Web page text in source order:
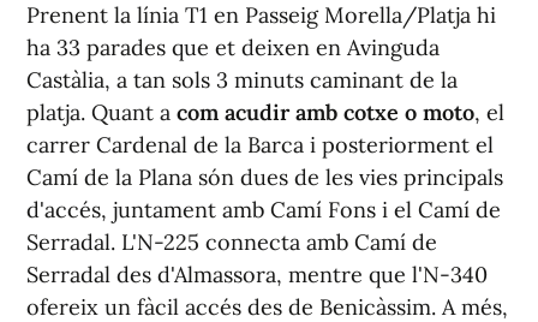
Prenent la línia T1 en Passeig Morella/Platja hi
ha 33 parades que et deixen en Avinguda
Castàlia, a tan sols 3 minuts caminant de la
platja. Quant a com acudir amb cotxe o moto, el
carrer Cardenal de la Barca i posteriorment el
Camí de la Plana són dues de les vies principals
d'accés, juntament amb Camí Fons i el Camí de
Serradal. L'N-225 connecta amb Camí de
Serradal des d'Almassora, mentre que l'N-340
ofereix un fàcil accés des de Benicàssim. A més,